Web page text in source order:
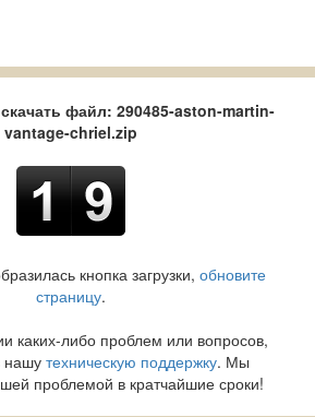
файл: 290485-aston-martin-
vantage-chriel.zip
кнопка загрузки, обновите
страницу.
каких-либо проблем или вопросов,
нашу техническую поддержку. Мы
проблемой в кратчайшие сроки!